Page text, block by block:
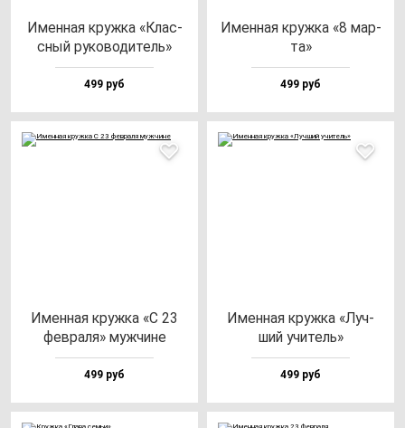
Имен­ная круж­ка «Клас­
сный ру­ко­во­ди­тель»
499 руб
Имен­ная круж­ка «8 мар­
та»
499 руб
Имен­ная круж­ка «С 23
фев­ра­ля» муж­чи­не
499 руб
Имен­ная круж­ка «Луч­
ший учи­тель»
499 руб